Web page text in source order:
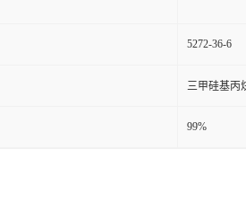
5272-36-6
三甲硅基丙
99%